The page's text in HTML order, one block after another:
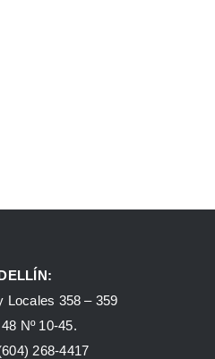
Locales 358 – 359
Nº 10-45.
268-4417